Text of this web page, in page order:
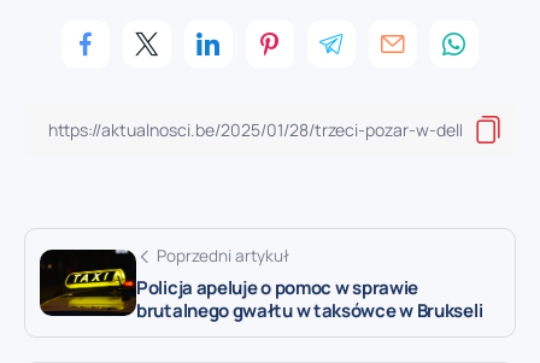
Poprzedni artykuł
Policja apeluje o pomoc w sprawie
brutalnego gwałtu w taksówce w Brukseli